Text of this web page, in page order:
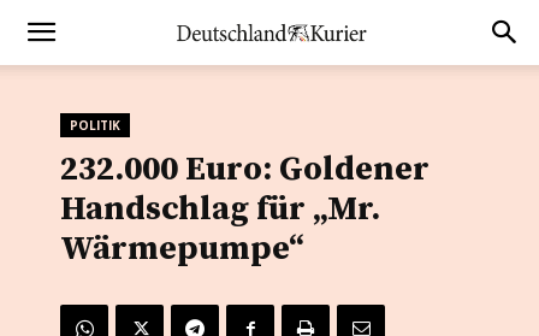
POLITIK
232.000 Euro: Goldener
Handschlag für „Mr.
Wärmepumpe“